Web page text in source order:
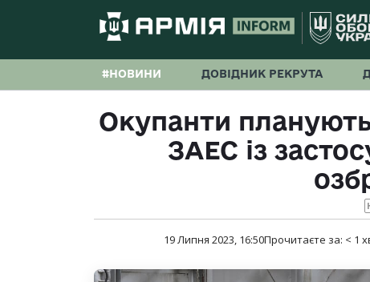
#НОВИНИ ДОВІДНИК РЕКРУТА
Окупанти планують
ЗАЕС із
19 Липня 2023, 16:50Прочитаєте за: < 1